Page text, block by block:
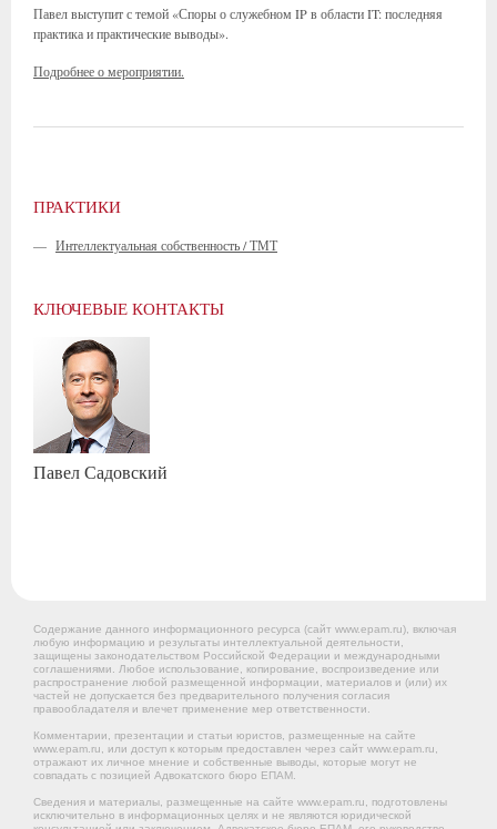
Павел выступит с темой «Споры о служебном IP в области IT: последняя
практика и практические выводы».
Подробнее о мероприятии.
ПРАКТИКИ
— Интеллектуальная собственность / ТМТ
КЛЮЧЕВЫЕ КОНТАКТЫ
ПавелСадовский
Содержание данного информационного ресурса (сайт www.epam.ru), включая
любую информацию и результаты интеллектуальной деятельности,
защищены законодательством Российской Федерации и международными
соглашениями. Любое использование, копирование, воспроизведение или
распространение любой размещенной информации, материалов и (или) их
частей не допускается без предварительного получения согласия
правообладателя и влечет применение мер ответственности.
Комментарии, презентации и статьи юристов, размещенные на сайте
www.epam.ru, или доступ к которым предоставлен через сайт www.epam.ru,
отражают их личное мнение и собственные выводы, которые могут не
совпадать с позицией Адвокатского бюро ЕПАМ.
Сведения и материалы, размещенные на сайте www.epam.ru, подготовлены
исключительно в информационных целях и не являются юридической